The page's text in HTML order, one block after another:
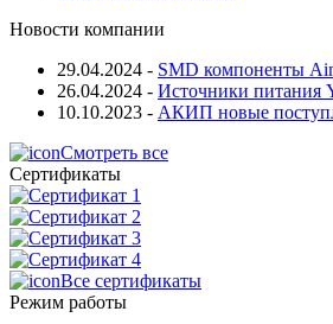
Новости компании
29.04.2024 - SMD компоненты
26.04.2024 - Источники питания
10.10.2023 - АКИП новые
Смотреть все
Сертификаты
Все сертификаты
Режим работы